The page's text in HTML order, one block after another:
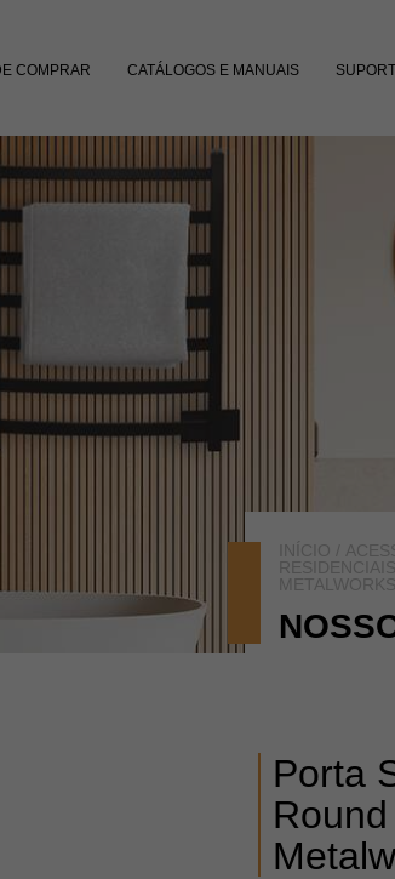
COMPRAR CATÁLOGOS E MANUAIS
INÍCIO /
RESIDENCIAIS
Porta